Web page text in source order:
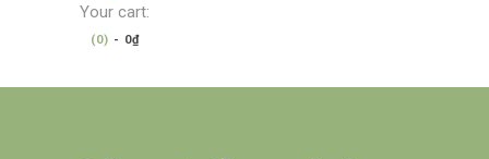
Your cart:
(0) - 0₫